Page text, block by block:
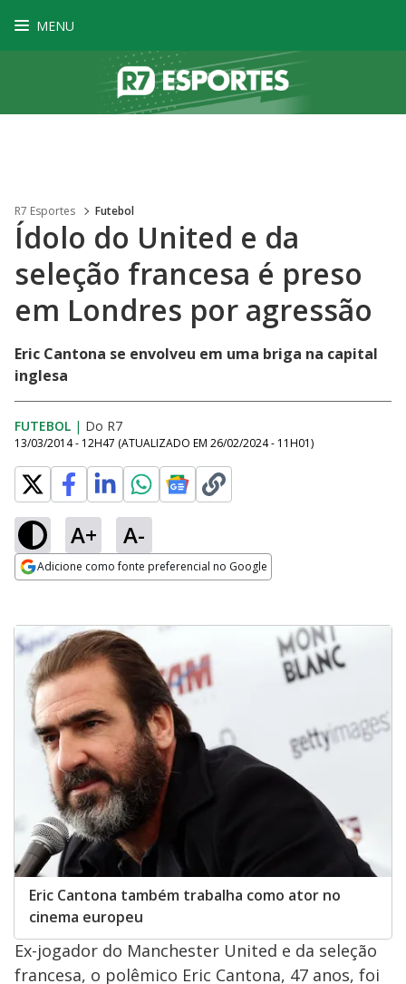
MENU
R7 Esportes Futebol
Ídolo do United e da
seleção francesa é preso
em Londres por agressão
Eric Cantona se envolveu em uma briga na capital
inglesa
FUTEBOL | Do R7
13/03/2014 - 12H47 (ATUALIZADO EM 26/02/2024 - 11H01)
A+ A-
Adicione como fonte preferencial no Google
Eric Cantona também trabalha como ator no
cinema europeu
Ex-jogador do Manchester United e da seleção
francesa, o polêmico Eric Cantona, 47 anos, foi